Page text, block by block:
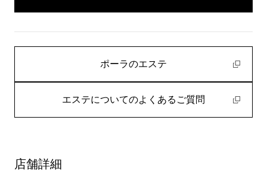
ポーラのエステ
エステについてのよくあるご質問
店舗詳細